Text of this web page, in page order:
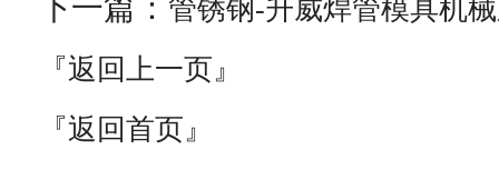
下一篇： 管锈钢-升威焊管模具机
『返回上一页』
『返回首页』